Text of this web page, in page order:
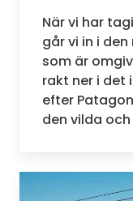
När vi har
går vi in i
som är
rakt ner i det
efter
den vilda